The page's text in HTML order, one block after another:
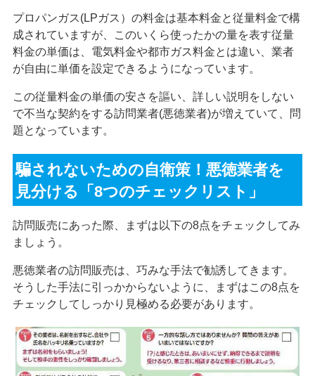
プロパンガス(LPガス）の料金は基本料金と従量料金で構
成されていますが、このいくら使ったかの量を表す従量
料金の単価は、電気料金や都市ガス料金とは違い、業者
が自由に単価を設定できるようになっています。
この従量料金の単価の安さを謳い、詳しい説明をしない
で不当な契約をする訪問業者(悪徳業者)が増えていて、問
題となっています。
騙されないための自衛策！悪徳業者を
見分ける「8つのチェックリスト」
訪問販売にあった際、まずは以下の8点をチェックしてみ
ましょう。
悪徳業者の訪問販売は、巧みな手法で勧誘してきます。
そうした手法に引っかからないように、まずはこの8点を
チェックしてしっかり見極める必要があります。